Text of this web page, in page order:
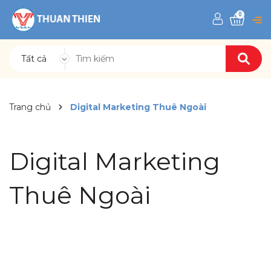
Tất cả
0
Trang chủ Digital Marketing Thuê Ngoài
Digital Marketing
Thuê Ngoài